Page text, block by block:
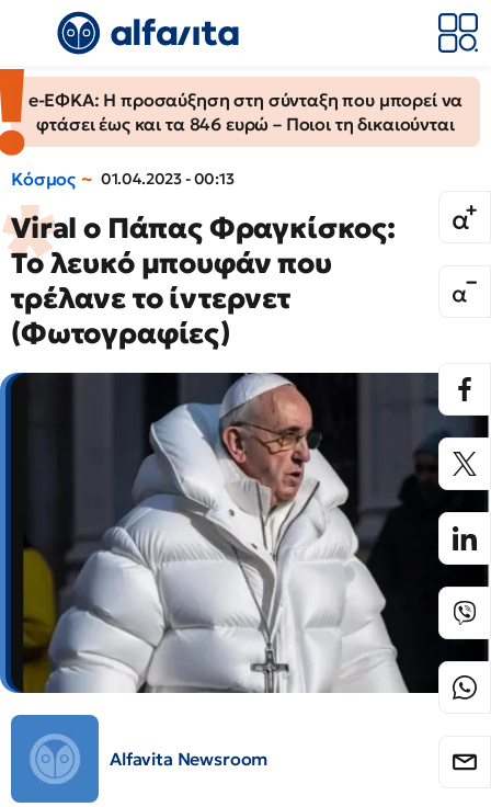
e-ΕΦΚΑ: Η προσαύξηση στη σύνταξη που μπορεί να
φτάσει έως και τα 846 ευρώ – Ποιοι τη δικαιούνται
Κόσμος 01.04.2023 - 00:13
Viral ο Πάπας Φραγκίσκος:
Το λευκό μπουφάν που
τρέλανε το ίντερνετ
(Φωτογραφίες)
Alfavita Newsroom